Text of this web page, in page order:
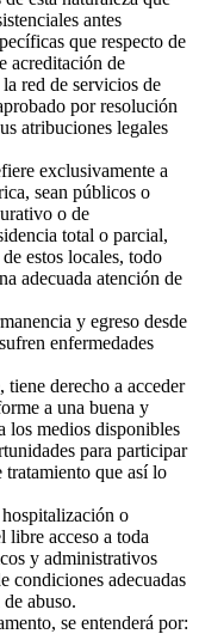
antes
que respecto de
acreditación de
red de servicios de
por resolución
atribuciones legales
exclusivamente a
sean públicos o
o de
total o parcial,
estos locales, todo
adecuada atención de
y egreso desde
enfermedades
derecho a acceder
a una buena y
los medios disponibles
para participar
tratamiento que así lo
o
libre acceso a toda
y administrativos
condiciones adecuadas
abuso.
se entenderá por: